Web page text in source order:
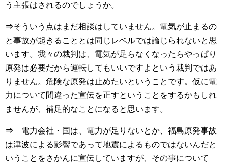
う主張はされるのでしょうか。
⇒そういう点はまだ相談はしていません。電気が止まるの
と事故が起きることとは同じレベルでは論じられないと思
います。我々の裁判は、電気が足らなくなったらやっぱり
原発は必要だから運転してもいいですよという裁判ではあ
りません。危険な原発は止めたいということです。仮に電
力について間違った宣伝を正すということをするかもしれ
ませんが、補足的なことになると思います。
⇒ 電力会社・国は、電力が足りないとか、福島原発事故
は津波による影響であって地震によるものではないんだと
いうことをさかんに宣伝していますが、その事について